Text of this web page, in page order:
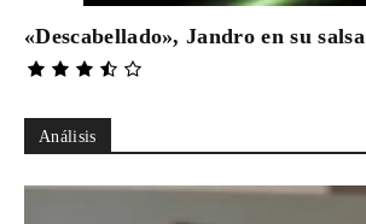
«Descabellado», Jandro en su salsa
Análisis